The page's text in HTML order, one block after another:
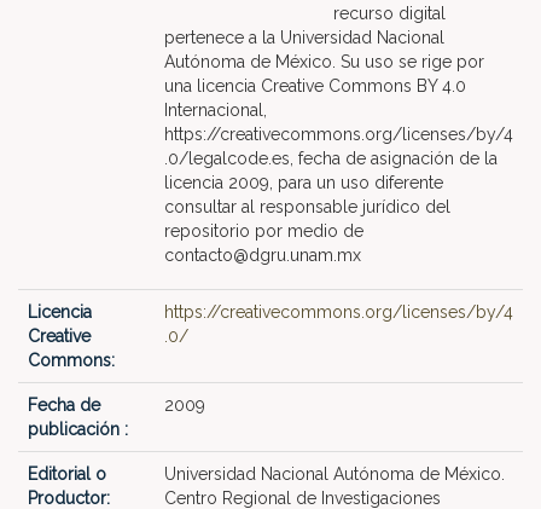
recurso digital
pertenece a la Universidad Nacional
Autónoma de México. Su uso se rige por
una licencia Creative Commons BY 4.0
Internacional,
https://creativecommons.org/licenses/by/4
.0/legalcode.es, fecha de asignación de la
licencia 2009, para un uso diferente
consultar al responsable jurídico del
repositorio por medio de
contacto@dgru.unam.mx
Licencia
Creative
Commons:
https://creativecommons.org/licenses/by/4
.0/
Fecha de
publicación :
2009
Editorial o
Productor:
Universidad Nacional Autónoma de México.
Centro Regional de Investigaciones